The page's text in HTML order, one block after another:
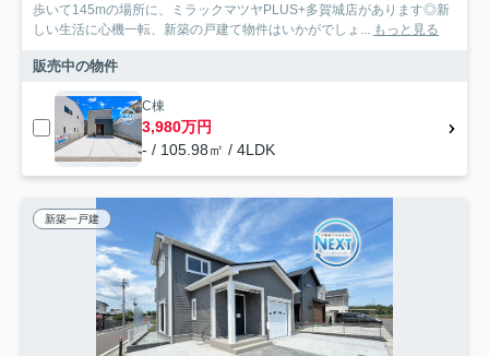
歩いて145mの場所に、ミラックマツヤPLUS+多賀城店があります◎新
しい生活に心機一転、新築の戸建て物件はいかがでしょ... もっと見る
販売中の物件
C棟
3,980万円
- / 105.98㎡ / 4LDK
新築一戸建